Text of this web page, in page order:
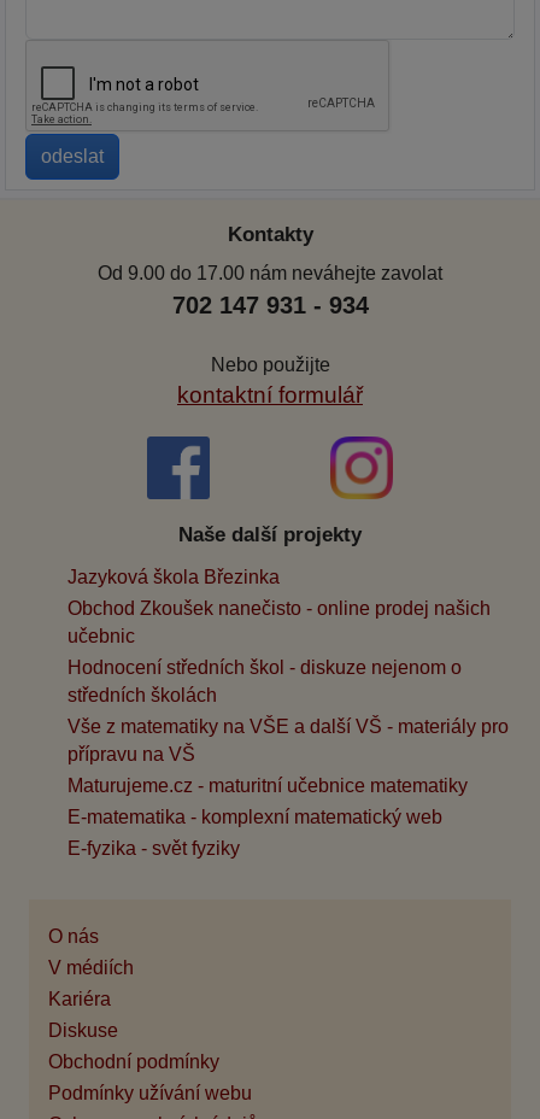
Kontakty
Od 9.00 do 17.00 nám neváhejte zavolat
702 147 931 - 934
Nebo použijte
kontaktní formulář
Naše další projekty
Jazyková škola Březinka
Obchod Zkoušek nanečisto - online prodej našich
učebnic
Hodnocení středních škol - diskuze nejenom o
středních školách
Vše z matematiky na VŠE a další VŠ - materiály pro
přípravu na VŠ
Maturujeme.cz - maturitní učebnice matematiky
E-matematika - komplexní matematický web
E-fyzika - svět fyziky
O nás
V médiích
Kariéra
Diskuse
Obchodní podmínky
Podmínky užívání webu